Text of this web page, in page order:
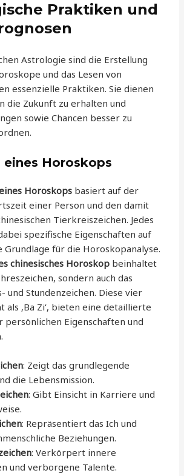
Praktiken und
Astrologie sind die Erstellung
und das Lesen von
essenzielle Praktiken. Sie dienen
die Zukunft zu erhalten und
sowie Chancen besser zu
eines Horoskops
Horoskops basiert auf der
einer Person und den damit
Tierkreiszeichen. Jedes
spezifische Eigenschaften auf
für die Horoskopanalyse.
chinesisches Horoskop beinhaltet
sondern auch das
und Stundenzeichen. Diese vier
als ‚Ba Zi‘, bieten eine detaillierte
persönlichen Eigenschaften und
: Zeigt das grundlegende
die Lebensmission.
: Gibt Einsicht in Karriere und
: Repräsentiert das Ich und
Beziehungen.
: Verkörpert innere
und verborgene Talente.